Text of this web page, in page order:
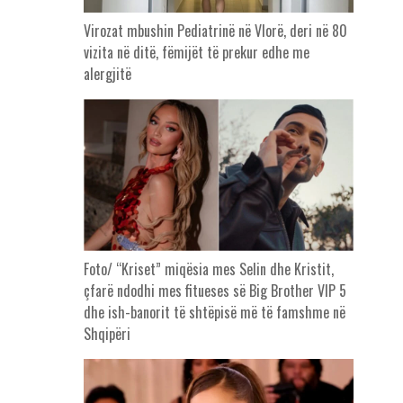
Virozat mbushin Pediatrinë në Vlorë, deri në 80
vizita në ditë, fëmijët të prekur edhe me
alergjitë
Foto/ “Kriset” miqësia mes Selin dhe Kristit,
çfarë ndodhi mes fitueses së Big Brother VIP 5
dhe ish-banorit të shtëpisë më të famshme në
Shqipëri